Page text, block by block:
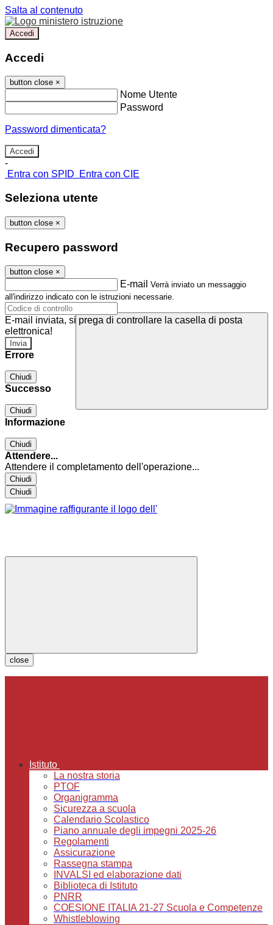
Salta al contenuto
Accedi
Accedi
button close ×
Nome Utente
Password
Password dimenticata?
-
Entra con SPID
Entra con CIE
Seleziona utente
button close ×
Recupero password
button close ×
E-mail Verrà inviato un messaggio
all'indirizzo indicato con le istruzioni necessarie.
E-mail inviata, si prega di controllare la casella di posta
elettronica!
Errore
Chiudi
Successo
Chiudi
Informazione
Chiudi
Attendere...
Attendere il completamento dell'operazione...
Chiudi
Chiudi
close
Istituto
La nostra storia
PTOF
Organigramma
Sicurezza a scuola
Calendario Scolastico
Piano annuale degli impegni 2025-26
Regolamenti
Assicurazione
Rassegna stampa
INVALSI ed elaborazione dati
Biblioteca di Istituto
PNRR
COESIONE ITALIA 21-27 Scuola e Competenze
Whistleblowing